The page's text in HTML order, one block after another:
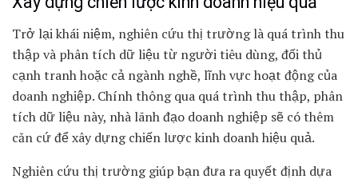
Trở lại khái niệm, nghiên cứu thị trường là quá trình thu
thập và phân tích dữ liệu từ người tiêu dùng, đối thủ
cạnh tranh hoặc cả ngành nghề, lĩnh vực hoạt động của
doanh nghiệp. Chính thông qua quá trình thu thập, phân
tích dữ liệu này, nhà lãnh đạo doanh nghiệp sẽ có thêm
căn cứ để xây dựng chiến lược kinh doanh hiệu quả.
Nghiên cứu thị trường giúp bạn đưa ra quyết định dựa